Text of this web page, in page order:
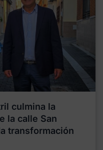
culmina la
la calle San
transformación